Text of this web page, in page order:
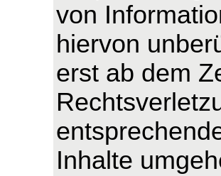
von
hiervon
erst ab dem
Inhalte